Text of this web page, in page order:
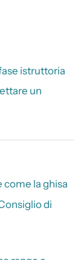
istruttoria
un
la ghisa
di